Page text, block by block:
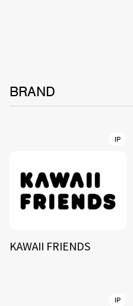
BRAND
IP
KAWAII FRIENDS
IP